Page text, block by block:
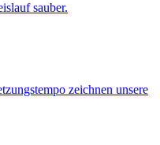
sauber.
zeichnen unsere